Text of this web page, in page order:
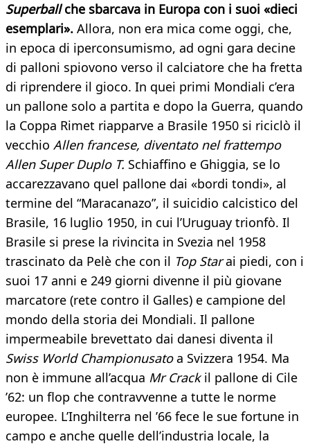
Superballche sbarcava in Europa con i suoi «dieci
esemplari». Allora, non era mica come oggi, che,
in epoca di iperconsumismo, ad ogni gara decine
di palloni spiovono verso il calciatore che ha fretta
di riprendere il gioco. In quei primi Mondiali c’era
un pallone solo a partita e dopo la Guerra, quando
la Coppa Rimet riapparve a Brasile 1950 si riciclò il
vecchio Allen francese, diventato nel frattempo
Allen Super Duplo T. Schiaffino e Ghiggia, se lo
accarezzavano quel pallone dai «bordi tondi», al
termine del “Maracanazo”, il suicidio calcistico del
Brasile, 16 luglio 1950, in cui l’Uruguay trionfò. Il
Brasile si prese la rivincita in Svezia nel 1958
trascinato da Pelè che con il Top Starai piedi, con i
suoi 17 anni e 249 giorni divenne il più giovane
marcatore (rete contro il Galles) e campione del
mondo della storia dei Mondiali. Il pallone
impermeabile brevettato dai danesi diventa il
Swiss World Championusatoa Svizzera 1954. Ma
non è immune all’acqua Mr Crackil pallone di Cile
’62: un flop che contravvenne a tutte le norme
europee. L’Inghilterra nel ’66 fece le sue fortune in
campo e anche quelle dell’industria locale, la